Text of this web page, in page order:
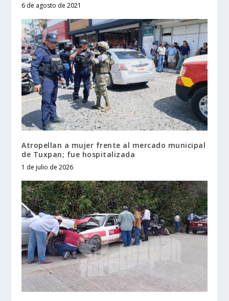
6 de agosto de 2021
Atropellan a mujer frente al mercado municipal
de Tuxpan; fue hospitalizada
1 de julio de 2026